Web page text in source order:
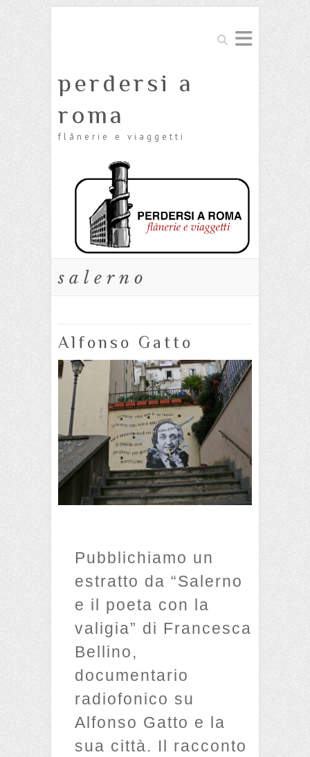
Cerca
perdersi a
roma
flânerie e viaggetti
salerno
Alfonso Gatto
Pubblichiamo un
estratto da “Salerno
e il poeta con la
valigia” di Francesca
Bellino,
documentario
radiofonico su
Alfonso Gatto e la
sua città. Il racconto